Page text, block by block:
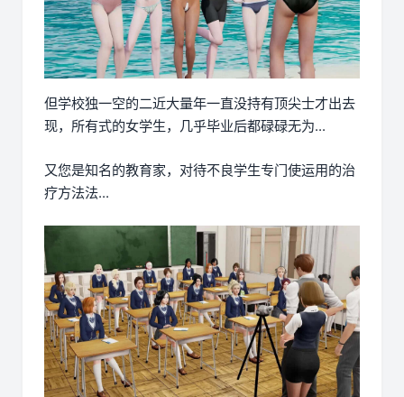
但学校独一空的二近大量年一直没持有顶尖士才出去
现，所有式的女学生，几乎毕业后都碌碌无为...
又您是知名的教育家，对待不良学生专门使运用的治
疗方法法...